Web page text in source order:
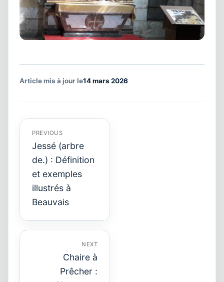
Article mis à jour le14 mars 2026
de
l’article
PREVIOUS
Previous
post:
Jessé (arbre
de.) : Définition
et exemples
illustrés à
Beauvais
NEXT
Chaire à
Prêcher :